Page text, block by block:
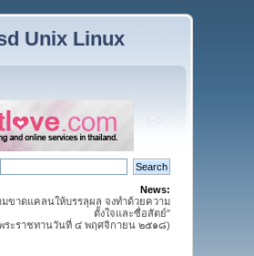
Unix Linux
News:
ขาดแคลนให้บรรลุผล จงทำด้วยความ
ตั้งใจและซื่อสัตย์"
พระราชทานวันที่ ๔ พฤศจิกายน ๒๕๑๘)